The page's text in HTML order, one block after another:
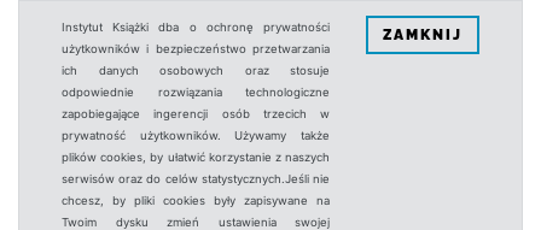
Instytut Książki dba o ochronę prywatności
użytkowników i bezpieczeństwo przetwarzania
ich danych osobowych oraz stosuje
odpowiednie rozwiązania technologiczne
zapobiegające ingerencji osób trzecich w
prywatność użytkowników. Używamy także
plików cookies, by ułatwić korzystanie z naszych
serwisów oraz do celów statystycznych.Jeśli nie
chcesz, by pliki cookies były zapisywane na
Twoim dysku zmień ustawienia swojej
ZAMKNIJ